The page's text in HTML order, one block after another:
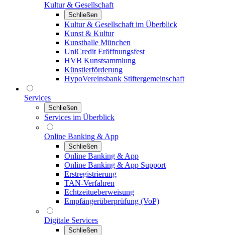
Kultur & Gesellschaft
Schließen
Kultur & Gesellschaft im Überblick
Kunst & Kultur
Kunsthalle München
UniCredit Eröffnungsfest
HVB Kunstsammlung
Künstlerförderung
HypoVereinsbank Stiftergemeinschaft
Services
Schließen
Services im Überblick
Online Banking & App
Schließen
Online Banking & App
Online Banking & App Support
Erstregistrierung
TAN-Verfahren
Echtzeitueberweisung
Empfängerüberprüfung (VoP)
Digitale Services
Schließen